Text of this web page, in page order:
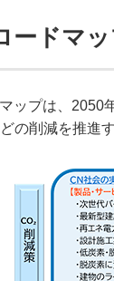
ードマ
ップは、2050
の削減を推進